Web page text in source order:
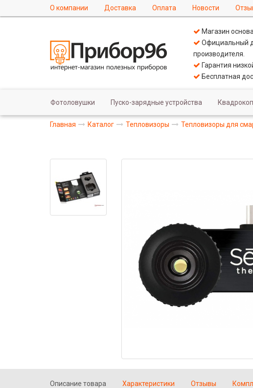
О компании Доставка Оплата Новости
Магазин
Официальный
производителя.
Гарантия
Бесплатная
Фотоловушки Пуско-зарядные устройства
Главная Каталог Тепловизоры Тепловизоры для
Описание товара Характеристики Отзывы